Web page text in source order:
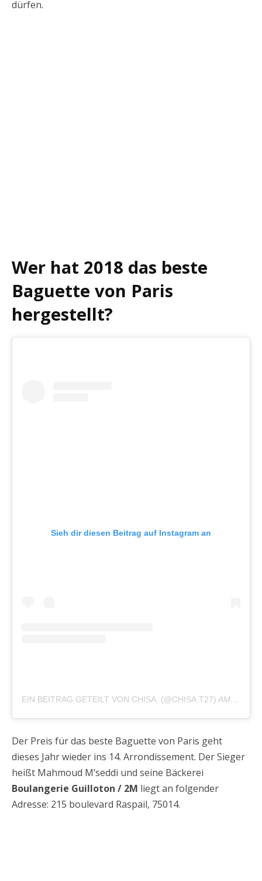
dürfen.
Wer hat 2018 das beste
Baguette von Paris
hergestellt?
Sieh dir diesen Beitrag auf Instagram an
EIN BEITRAG GETEILT VON CHISA. (@CHISA.T27) AM FEB 1,
Der Preis für das beste Baguette von Paris geht
dieses Jahr wieder ins 14. Arrondissement. Der Sieger
heißt Mahmoud M’seddi und seine Bäckerei
Boulangerie Guilloton / 2M liegt an folgender
Adresse: 215 boulevard Raspail, 75014.